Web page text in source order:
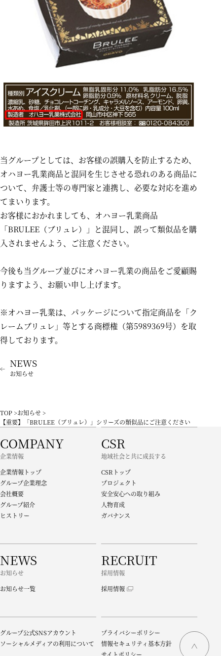
当グループとしては、お客様の誤購入を防止するため、
オハヨー乳業商品と混同を生じさせる恐れのある商品に
ついて、弁護士等の専門家と連携し、必要な対応を進め
てまいります。
お客様におかれましても、オハヨー乳業商品
「BRULEE（ブリュレ）」と混同し、誤って類似品を購
入されませんよう、ご注意ください。
今後も当グループ並びにオハヨー乳業の商品をご愛顧賜
りますよう、お願い申し上げます。
※オハヨー乳業は、パッケージについて指定商品を「ク
レームブリュレ」等とする商標権（第5989369号）を取
得しております。
お知らせ
TOP
お知らせ
【重要】「BRULEE（ブリュレ）」シリーズの類似品にご注意ください
COMPANY
企業情報
企業情報トップ
グループ企業理念
会社概要
グループ紹介
ヒストリー
CSR
地域社会と共に成長する
CSRトップ
プロジェクト
安全安心への取り組み
人物育成
ガバナンス
NEWS
お知らせ
お知らせ一覧
RECRUIT
採用情報
採用情報
グループ公式SNSアカウント
ソーシャルメディアの利用について
プライバシーポリシー
情報セキュリティ基本方針
サイトポリシー